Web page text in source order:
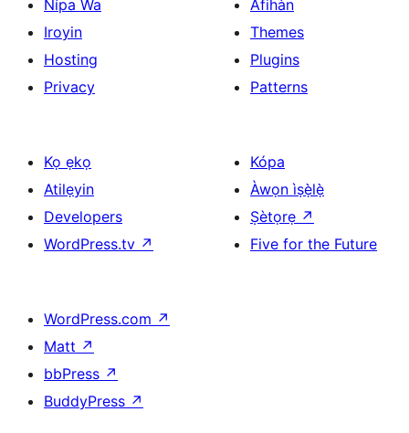
Nípa Wa
Iroyin
Hosting
Privacy
Àfihàn
Themes
Plugins
Patterns
Kọ ẹkọ
Atilẹyin
Developers
WordPress.tv ↗
Kópa
Àwọn ìṣẹ̀lẹ̀
Ṣètọrẹ ↗
Five for the Future
WordPress.com ↗
Matt ↗
bbPress ↗
BuddyPress ↗